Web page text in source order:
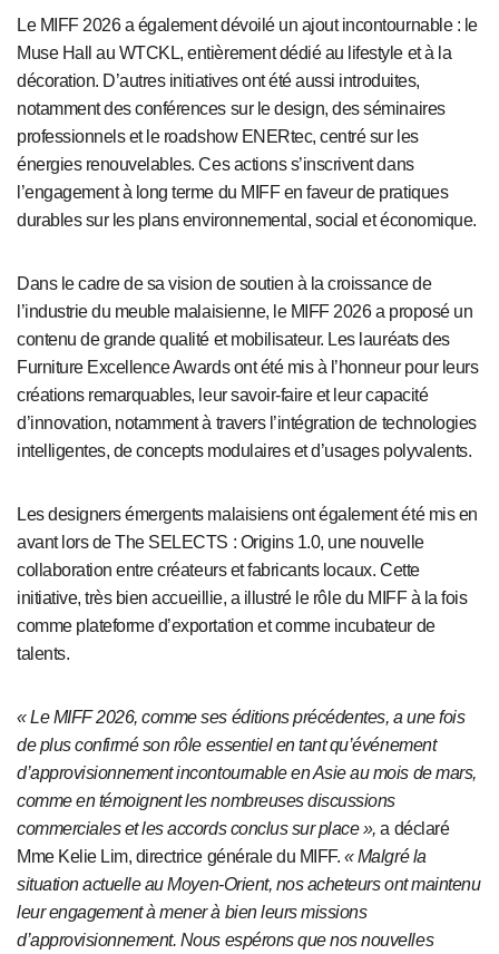
Le MIFF 2026 a également dévoilé un ajout incontournable : le
Muse Hall au WTCKL, entièrement dédié au lifestyle et à la
décoration. D’autres initiatives ont été aussi introduites,
notamment des conférences sur le design, des séminaires
professionnels et le roadshow ENERtec, centré sur les
énergies renouvelables. Ces actions s’inscrivent dans
l’engagement à long terme du MIFF en faveur de pratiques
durables sur les plans environnemental, social et économique.
Dans le cadre de sa vision de soutien à la croissance de
l’industrie du meuble malaisienne, le MIFF 2026 a proposé un
contenu de grande qualité et mobilisateur. Les lauréats des
Furniture Excellence Awards ont été mis à l’honneur pour leurs
créations remarquables, leur savoir-faire et leur capacité
d’innovation, notamment à travers l’intégration de technologies
intelligentes, de concepts modulaires et d’usages polyvalents.
Les designers émergents malaisiens ont également été mis en
avant lors de The SELECTS : Origins 1.0, une nouvelle
collaboration entre créateurs et fabricants locaux. Cette
initiative, très bien accueillie, a illustré le rôle du MIFF à la fois
comme plateforme d’exportation et comme incubateur de
talents.
« Le MIFF 2026, comme ses éditions précédentes, a une fois
de plus confirmé son rôle essentiel en tant qu’événement
d’approvisionnement incontournable en Asie au mois de mars,
comme en témoignent les nombreuses discussions
commerciales et les accords conclus sur place », a déclaré
Mme Kelie Lim, directrice générale du MIFF. « Malgré la
situation actuelle au Moyen-Orient, nos acheteurs ont maintenu
leur engagement à mener à bien leurs missions
d’approvisionnement. Nous espérons que nos nouvelles